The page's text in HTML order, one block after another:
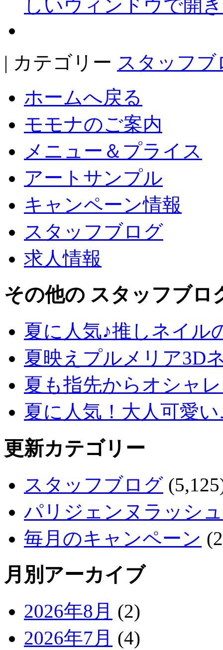
しいウィンドウで開
| カテゴリー スタッフブ
ホームへ戻る
モモナのご案内
メニュー＆プライス
アートサンプル
キャンペーン情報
スタッフブログ
求人情報
その他の スタッフブロ
夏に人気♪推しネイル
夏映えプルメリア3D
夏も指先からオシャ
夏に人気！大人可愛
更新カテゴリー
スタッフブログ
パリジェンヌラッシ
毎月のキャンペーン
月別アーカイブ
2026年8月 (2)
2026年7月 (4)